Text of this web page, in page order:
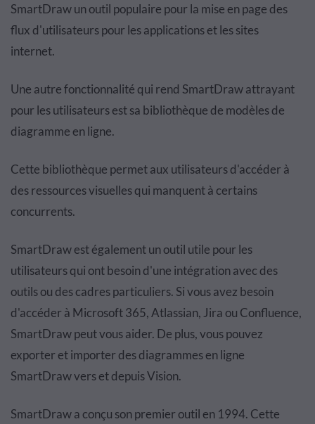
SmartDraw un outil populaire pour la mise en page des
flux d'utilisateurs pour les applications et les sites
internet.
Une autre fonctionnalité qui rend SmartDraw attrayant
pour les utilisateurs est sa bibliothèque de modèles de
diagramme en ligne.
Cette bibliothèque permet aux utilisateurs d'accéder à
des ressources visuelles qui manquent à certains
concurrents.
SmartDraw est également un outil utile pour les
utilisateurs qui ont besoin d'une intégration avec des
outils ou des cadres particuliers. Si vous avez besoin
d'accéder à Microsoft 365, Atlassian, Jira ou Confluence,
SmartDraw peut vous aider. De plus, vous pouvez
exporter et importer des diagrammes en ligne
SmartDraw vers et depuis Vision.
SmartDraw a conçu son premier outil en 1994. Cette